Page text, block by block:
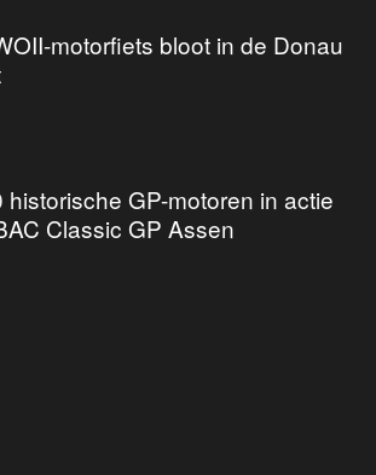
motorfiets bloot in de Donau
historische GP-motoren in actie
Classic GP Assen